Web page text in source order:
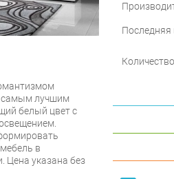
Последняя
самым лучшим
белый цвет с
в
Цена указана без